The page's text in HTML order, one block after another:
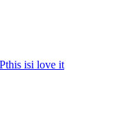
this isi love it